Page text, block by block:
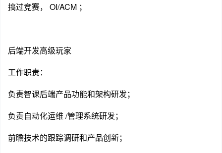
搞过竞赛， OI/ACM ；
后端开发高级玩家
工作职责：
负责智课后端产品功能和架构研发；
负责自动化运维 /管理系统研发；
前瞻技术的跟踪调研和产品创新；